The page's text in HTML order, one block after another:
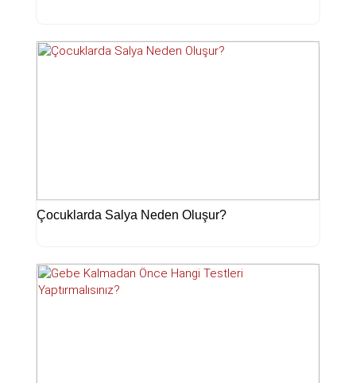
Çocuklarda Salya Neden Oluşur?